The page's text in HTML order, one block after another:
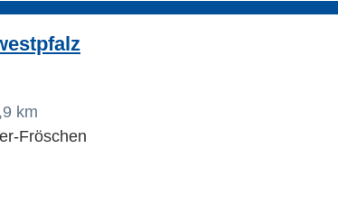
km
Fröschen